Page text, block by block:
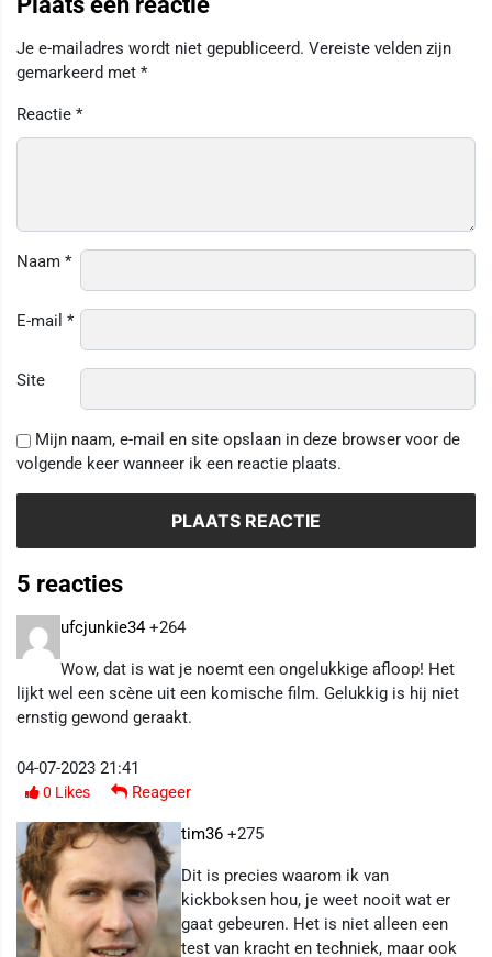
Je e-mailadres wordt niet gepubliceerd. Vereiste velden zijn
gemarkeerd met *
Reactie *
Naam *
E-mail *
Site
Mijn naam, e-mail en site opslaan in deze browser voor de
volgende keer wanneer ik een reactie plaats.
5 reacties
ufcjunkie34+264
Wow, dat is wat je noemt een ongelukkige afloop! Het
lijkt wel een scène uit een komische film. Gelukkig is hij niet
ernstig gewond geraakt.
04-07-2023 21:41
0 Likes Reageer
tim36 +275
Dit is precies waarom ik van
kickboksen hou, je weet nooit wat er
gaat gebeuren. Het is niet alleen een
test van kracht en techniek, maar ook